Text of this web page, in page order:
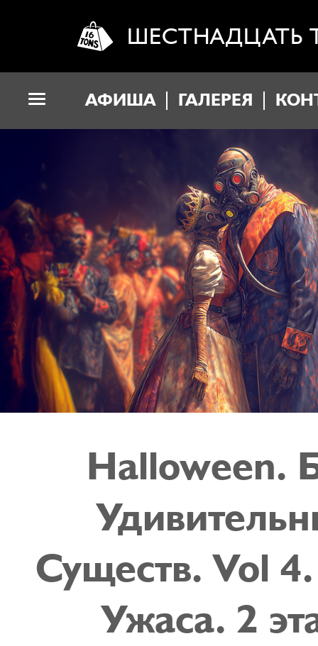
ШЕСТНАДЦАТЬ
АФИША ГАЛЕРЕЯ
Halloween.
Существ. Vol
Ужаса. 2